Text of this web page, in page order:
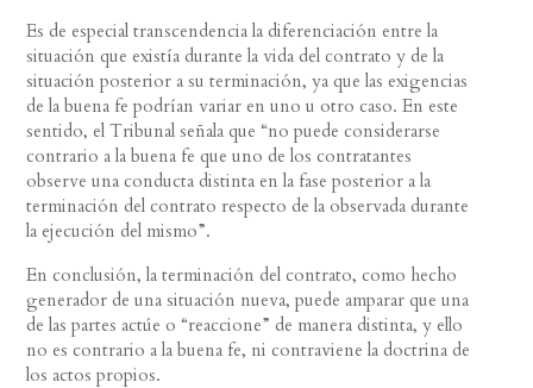
Es de especial transcendencia la diferenciación entre la
situación que existía durante la vida del contrato y de la
situación posterior a su terminación, ya que las exigencias
de la buena fe podrían variar en uno u otro caso. En este
sentido, el Tribunal señala que “no puede considerarse
contrario a la buena fe que uno de los contratantes
observe una conducta distinta en la fase posterior a la
terminación del contrato respecto de la observada durante
la ejecución del mismo”.
En conclusión, la terminación del contrato, como hecho
generador de una situación nueva, puede amparar que una
de las partes actúe o “reaccione” de manera distinta, y ello
no es contrario a la buena fe, ni contraviene la doctrina de
los actos propios.